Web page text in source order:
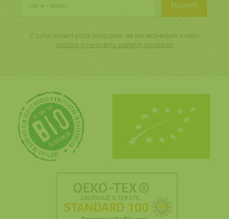
PRIJAVA
Z označenjem polja potrjujete, da ste seznanjeni z našo
politiko o varovanju osebnih podatkov